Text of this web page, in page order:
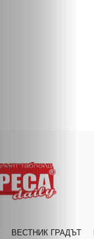
ВЕСТНИК ГРАДЪТ